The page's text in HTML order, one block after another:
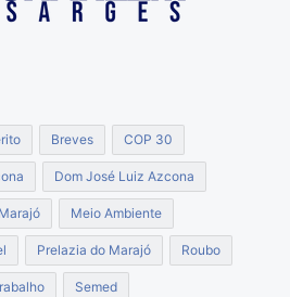
Breves COP 30
Dom José Luiz Azcona
Marajó Meio Ambiente
Prelazia do Marajó Roubo
Semed